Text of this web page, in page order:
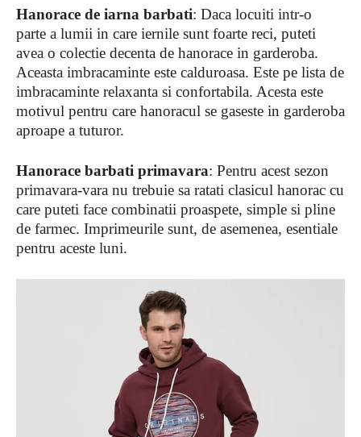
Hanorace de iarna barbati: Daca locuiti intr-o
parte a lumii in care iernile sunt foarte reci, puteti
avea o colectie decenta de hanorace in garderoba.
Aceasta imbracaminte este calduroasa. Este pe lista de
imbracaminte relaxanta si confortabila. Acesta este
motivul pentru care hanoracul se gaseste in garderoba
aproape a tuturor.
Hanorace barbati primavara: Pentru acest sezon
primavara-vara nu trebuie sa ratati clasicul hanorac cu
care puteti face combinatii proaspete, simple si pline
de farmec. Imprimeurile sunt, de asemenea, esentiale
pentru aceste luni.